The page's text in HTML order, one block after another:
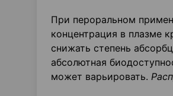
При пероральном
концентрация в плазме
снижать степень
абсолютная
может варьировать.